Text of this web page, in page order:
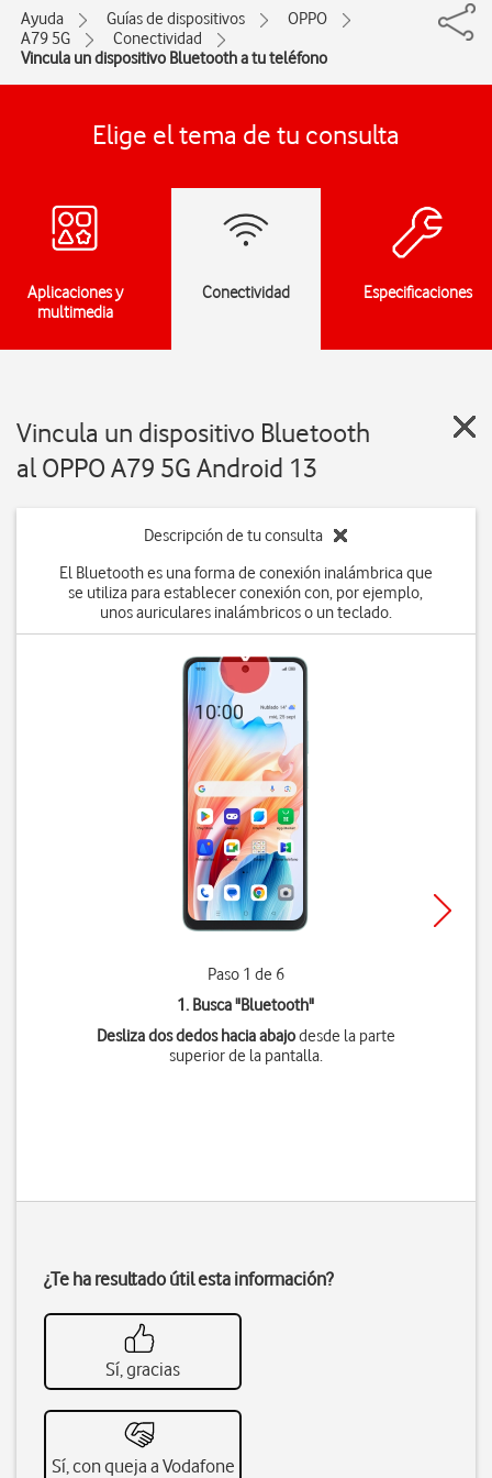
Ayuda Guías de dispositivos
OPPO
A79 5G
Conectividad
Vincula un dispositivo Bluetooth a tu teléfono
Elige el tema de tu consulta
Aplicaciones y
multimedia
Conectividad Especificaciones
Vincula un dispositivo Bluetooth
al OPPO A79 5G Android 13
Descripción de tu consulta
El Bluetooth es una forma de conexión inalámbrica que
se utiliza para establecer conexión con, por ejemplo,
unos auriculares inalámbricos o un teclado.
Paso 1 de 6
1. Busca "Bluetooth"
Desliza dos dedos hacia abajodesde la parte
superior de la pantalla.
¿Te ha resultado útil esta información?
Sí, gracias
Sí, con queja a Vodafone